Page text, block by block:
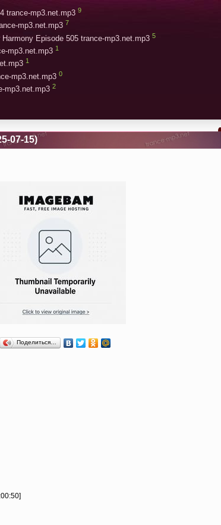
trance-mp3.net.mp3 9
mp3.net.mp3 7
Episode 505 trance-mp3.net.mp3 5
mp3.net.mp3 1
1
mp3.net.mp3 0
mp3.net.mp3 2
07-15)
Поделиться…